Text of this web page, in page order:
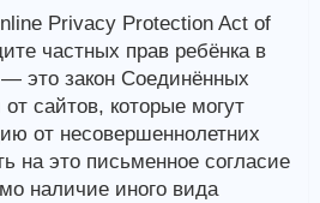
Privacy Protection Act of
частных прав ребёнка в
— это закон Соединённых
сайтов, которые могут
от несовершеннолетних
на это письменное согласие
наличие иного вида